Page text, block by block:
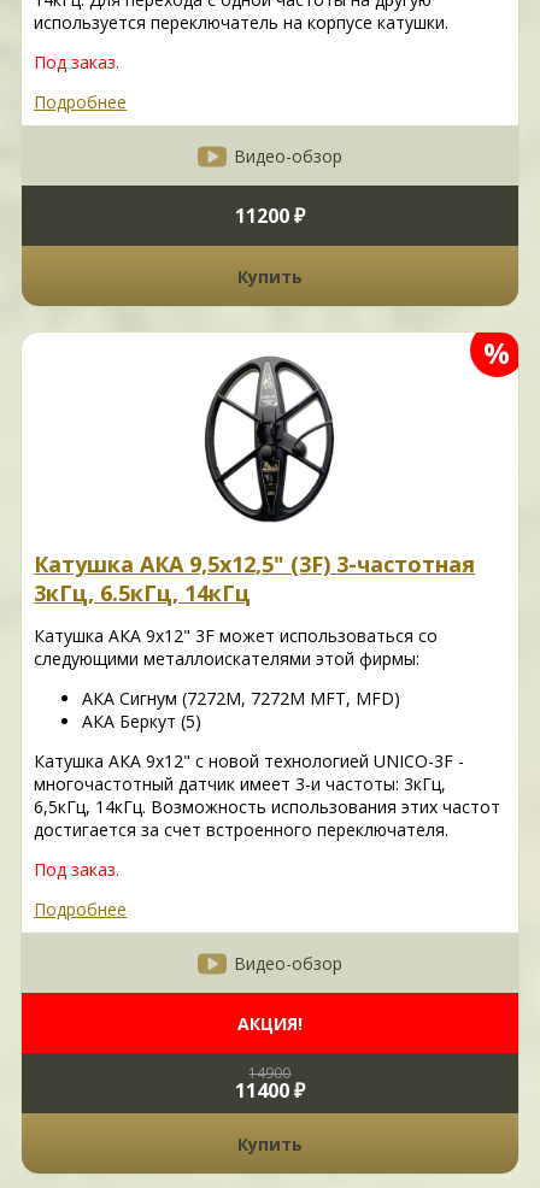
используется переключатель на корпусе катушки.
Под заказ.
Подробнее
Видео-обзор
11200 ₽
Купить
%
Катушка АКА 9,5x12,5" (3F) 3-частотная
3кГц, 6.5кГц, 14кГц
Катушка АКА 9x12" 3F может использоваться со
следующими металлоискателями этой фирмы:
АКА Сигнум (7272M, 7272M MFT, MFD)
АКА Беркут (5)
Катушка АКА 9x12" с новой технологией UNICO-3F -
многочастотный датчик имеет 3-и частоты: 3кГц,
6,5кГц, 14кГц. Возможность использования этих частот
достигается за счет встроенного переключателя.
Под заказ.
Подробнее
Видео-обзор
АКЦИЯ!
14900
11400 ₽
Купить